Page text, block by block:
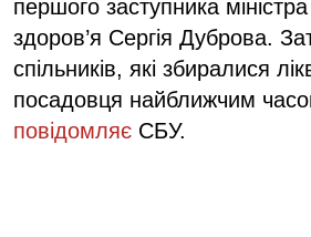
першого заступника
здоров’я Сергія Дуброва.
спільників, які збиралися
посадовця найближчим
повідомляє СБУ.